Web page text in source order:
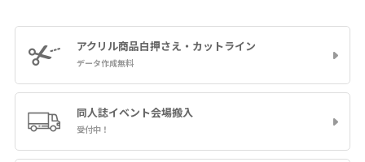
アクリル商品白押さえ・カットライン
データ作成無料
同人誌イベント会場搬入
受付中！